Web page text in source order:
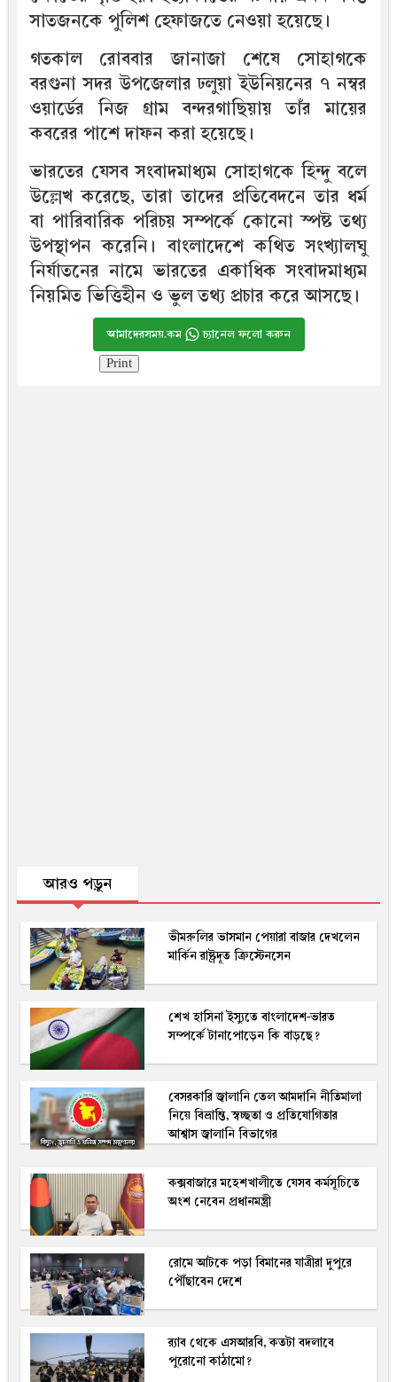
সাতজনকে পুলিশ হেফাজতে নেওয়া হয়েছে।
গতকাল রোববার জানাজা শেষে সোহাগকে
বরগুনা সদর উপজেলার ঢলুয়া ইউনিয়নের ৭ নম্বর
ওয়ার্ডের নিজ গ্রাম বন্দরগাছিয়ায় তাঁর মায়ের
কবরের পাশে দাফন করা হয়েছে।
ভারতের যেসব সংবাদমাধ্যম সোহাগকে হিন্দু বলে
উল্লেখ করেছে, তারা তাদের প্রতিবেদনে তার ধর্ম
বা পারিবারিক পরিচয় সম্পর্কে কোনো স্পষ্ট তথ্য
উপস্থাপন করেনি। বাংলাদেশে কথিত সংখ্যালঘু
নির্যাতনের নামে ভারতের একাধিক সংবাদমাধ্যম
নিয়মিত ভিত্তিহীন ও ভুল তথ্য প্রচার করে আসছে।
আমাদেরসময়.কম চ্যানেল ফলো করুন
Print
আরও পড়ুন
ভীমরুলির ভাসমান পেয়ারা বাজার দেখলেন
মার্কিন রাষ্ট্রদূত ক্রিস্টেনসেন
শেখ হাসিনা ইস্যুতে বাংলাদেশ-ভারত
সম্পর্কে টানাপোড়েন কি বাড়ছে?
বেসরকারি জ্বালানি তেল আমদানি নীতিমালা
নিয়ে বিভ্রান্তি, স্বচ্ছতা ও প্রতিযোগিতার
আশ্বাস জ্বালানি বিভাগের
কক্সবাজারে মহেশখালীতে যেসব কর্মসূচিতে
অংশ নেবেন প্রধানমন্ত্রী
রোমে আটকে পড়া বিমানের যাত্রীরা দুপুরে
পৌঁছাবেন দেশে
র‍্যাব থেকে এসআরবি, কতটা বদলাবে
পুরোনো কাঠামো?